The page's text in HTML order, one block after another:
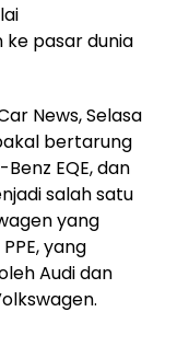
pasar dunia
News, Selasa
bertarung
EQE, dan
salah satu
yang
yang
Audi dan